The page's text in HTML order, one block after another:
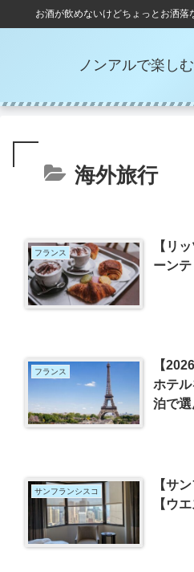
お酒が飲めないけどちょっとお洒落
ノンアルで楽し
海外旅行
フランス
【リ
ーン
フランス
【
ホテ
泊で
サンフランシスコ
【サ
【ウ